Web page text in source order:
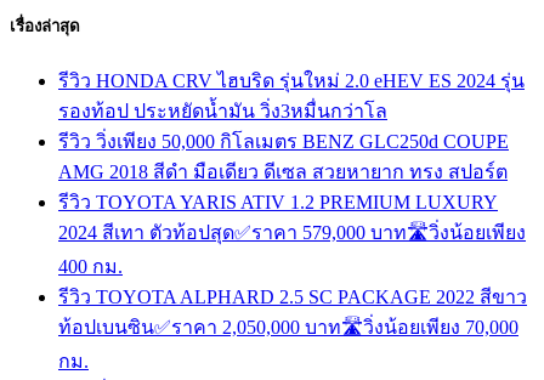
เรื่องล่าสุด
รีวิว HONDA CRV ไฮบริด รุ่นใหม่ 2.0 eHEV ES 2024 รุ่น
รองท้อป ประหยัดน้ำมัน วิ่ง3หมื่นกว่าโล
รีวิว วิ่งเพียง 50,000 กิโลเมตร BENZ GLC250d COUPE
AMG 2018 สีดำ มือเดียว ดีเซล สวยหายาก ทรง สปอร์ต
รีวิว TOYOTA YARIS ATIV 1.2 PREMIUM LUXURY
2024 สีเทา ตัวท้อปสุด✅ราคา 579,000 บาท🛣️วิ่งน้อยเพียง
400 กม.
รีวิว TOYOTA ALPHARD 2.5 SC PACKAGE 2022 สีขาว
ท้อปเบนซิน✅ราคา 2,050,000 บาท🛣️วิ่งน้อยเพียง 70,000
กม.